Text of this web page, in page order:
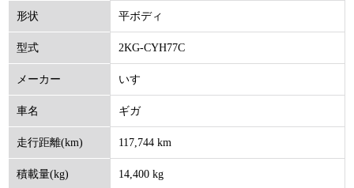
形状 平ボディ
型式 2KG-CYH77C
メーカー いすゞ
車名 ギガ
走行距離(km) 117,744 km
積載量(kg) 14,400 kg